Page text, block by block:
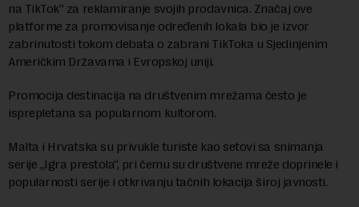
na TikTok“ za reklamiranje svojih prodavnica. Značaj ove
platforme za promovisanje određenih lokala bio je izvor
zabrinutosti tokom debata o zabrani TikToka u Sjedinjenim
Američkim Državama i Evropskoj uniji.
Promocija destinacija na društvenim mrežama često je
isprepletana sa popularnom kultorom.
Malta i Hrvatska su privukle turiste kao setovi sa snimanja
serije „Igra prestola“, pri čemu su društvene mreže doprinele i
popularnosti serije i otkrivanju tačnih lokacija široj javnosti.